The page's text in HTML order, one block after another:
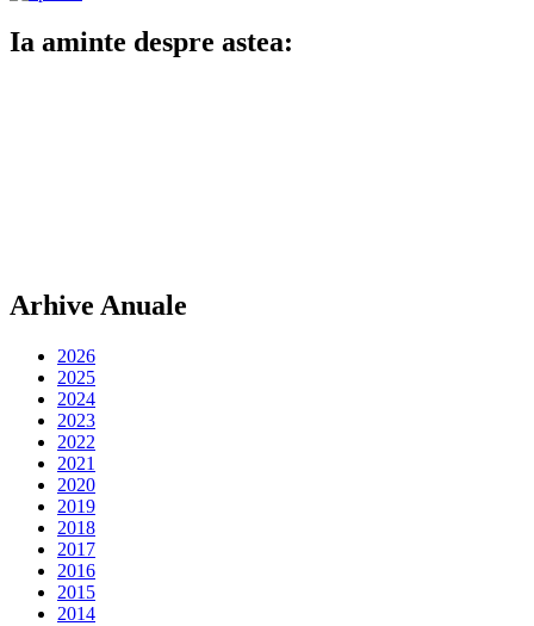
Ia aminte despre astea:
Arhive Anuale
2026
2025
2024
2023
2022
2021
2020
2019
2018
2017
2016
2015
2014